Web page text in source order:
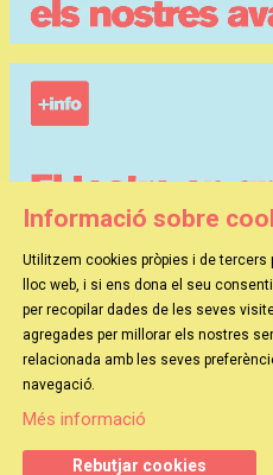
HOLA GRUPS | EL MAGO
SITEMAP
Informació sobre
Utilitzem cookies pròpies i de tercers
lloc web, i si ens dona el seu
per recopilar dades de les seves
agregades per millorar els nostres
relacionada amb les seves
navegació.
Més informació
Rebutjar cookies